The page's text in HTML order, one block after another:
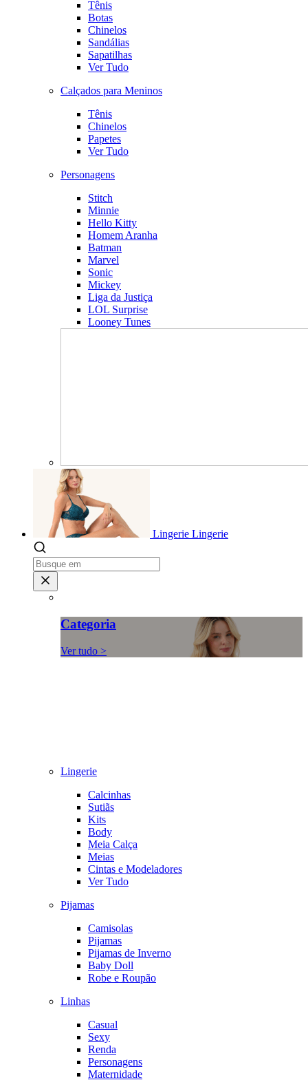
Tênis
Botas
Chinelos
Sandálias
Sapatilhas
Ver Tudo
Calçados para Meninos
Tênis
Chinelos
Papetes
Ver Tudo
Personagens
Stitch
Minnie
Hello Kitty
Homem Aranha
Batman
Marvel
Sonic
Mickey
Liga da Justiça
LOL Surprise
Looney Tunes
Lingerie Lingerie
Categoria
Ver tudo >
Lingerie
Calcinhas
Sutiãs
Kits
Body
Meia Calça
Meias
Cintas e Modeladores
Ver Tudo
Pijamas
Camisolas
Pijamas
Pijamas de Inverno
Baby Doll
Robe e Roupão
Linhas
Casual
Sexy
Renda
Personagens
Maternidade